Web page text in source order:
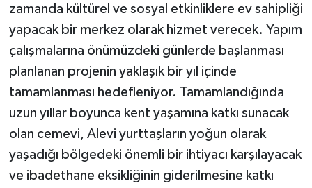
zamanda kültürel ve sosyal etkinliklere ev sahipliği
yapacak bir merkez olarak hizmet verecek. Yapım
çalışmalarına önümüzdeki günlerde başlanması
planlanan projenin yaklaşık bir yıl içinde
tamamlanması hedefleniyor. Tamamlandığında
uzun yıllar boyunca kent yaşamına katkı sunacak
olan cemevi, Alevi yurttaşların yoğun olarak
yaşadığı bölgedeki önemli bir ihtiyacı karşılayacak
ve ibadethane eksikliğinin giderilmesine katkı